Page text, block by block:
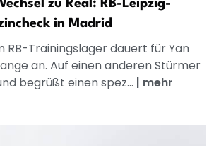
zu Real: RB-Leipzig-
in Madrid
RB-Trainingslager dauert für Yan
an. Auf einen anderen Stürmer
begrüßt einen spez... | mehr